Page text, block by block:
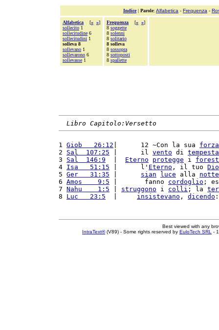
Indice| Parole: Alfabetica - Frequenza -
Alfabetica [« »]
sollecito 1
sollecitudine 6
sollecitudini 1
solleva 8
sollevano 1
sollevarono 6
sollevasse 1
Frequenza [« »]
8 soggette
8 solenni
8 solitario
8 solleva
8 sossopra
8 sottoposti
8 spallette
Libro Capitolo:Versetto
1 Giob   26:12 |      12 ~Con la sua forza
2 Sal  107:25 |      il vento di tempesta
3 Sal  146:9 Eterno protegge i
4 Isa   51:15 |      l' Eterno , il tuo Dio
5 Ger   31:35 sian luce alla notte
6 Amos    9:5 |       fanno cordoglio ;
7 Nahu    1:5 struggono i colli ; la
8 Luc   23:5 insistevano , dicendo
Best viewed with any
IntraText®(V89) - Some rights reserved by EuloTech SRL -